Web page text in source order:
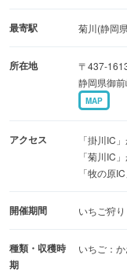
最寄駅 菊川(静岡
所在地
〒437-
静岡県御
MAP
アクセス
「掛川IC
「菊川IC
「牧の原
開催期間 いちご狩
種類・収穫時
期
いちご：